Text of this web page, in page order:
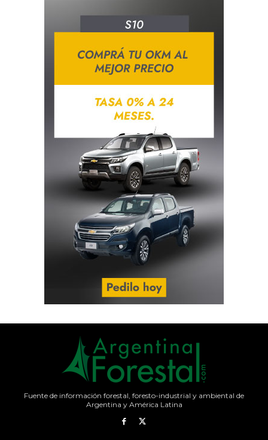
Fuente de información forestal, foresto-industrial y ambiental de
Argentina y América Latina